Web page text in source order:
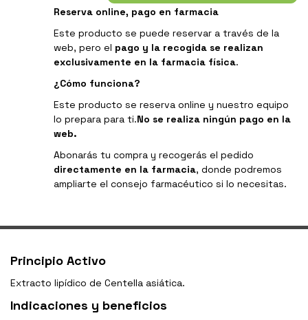
Reserva online, pago en farmacia
Este producto se puede reservar a través de la
web, pero el pago y la recogida se realizan
exclusivamente en la farmacia física.
¿Cómo funciona?
Este producto se reserva online y nuestro equipo
lo prepara para ti.No se realiza ningún pago en la
web.
Abonarás tu compra y recogerás el pedido
directamente en la farmacia, donde podremos
ampliarte el consejo farmacéutico si lo necesitas.
Principio Activo
Extracto lipídico de Centella asiática.
Indicaciones y beneficios